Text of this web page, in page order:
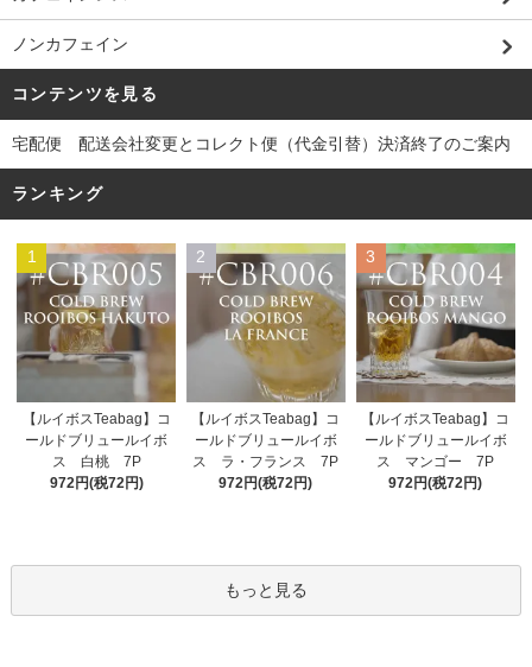
ノンカフェイン
コンテンツを見る
宅配便 配送会社変更とコレクト便（代金引替）決済終了のご案内
ランキング
1
【ルイボスTeabag】コ
ールドブリュールイボ
ス 白桃 7P
972円(税72円)
2
【ルイボスTeabag】コ
ールドブリュールイボ
ス ラ・フランス 7P
972円(税72円)
3
【ルイボスTeabag】コ
ールドブリュールイボ
ス マンゴー 7P
972円(税72円)
もっと見る